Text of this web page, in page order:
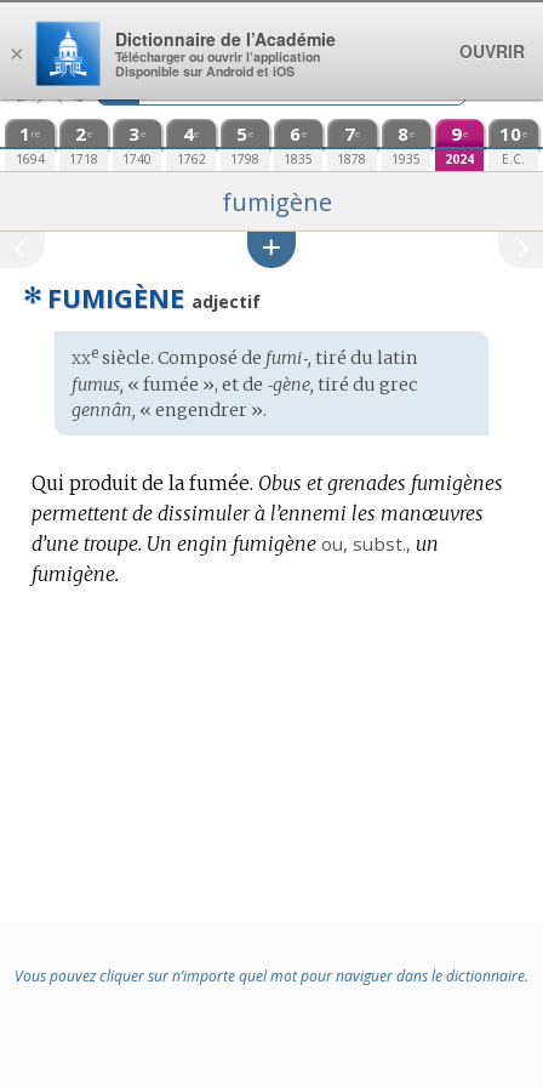
Aller au contenu
1 re
1694
2e
1718
3e
1740
4e
1762
5e
1798
6e
1835
7e
1878
8e
1935
9e
2024
10e
E.C.
fumigène
✻ FUMIGÈNE adjectif
Étymologie
:
xxesiècle. Composé de fumi‑, tiré du latin
fumus, « fumée », et de ‑gène, tiré du grec
gennân, « engendrer ».
Qui produit de la fumée. Obus et grenades fumigènes
permettent de dissimuler à l’ennemi les manœuvres
d’une troupe. Un engin fumigène ou, subst., un
fumigène.
Vous pouvez cliquer sur n’importe quel mot pour naviguer dans le dictionnaire.
×
Dictionnaire de l’Académie
Télécharger ou ouvrir l’application
Disponible sur Android et iOS
OUVRIR